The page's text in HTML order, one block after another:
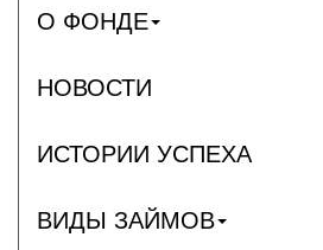
О ФОНДЕ
НОВОСТИ
ИСТОРИИ УСПЕХА
ВИДЫ ЗАЙМОВ